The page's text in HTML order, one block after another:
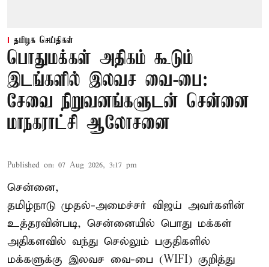
தமிழக செய்திகள்
பொதுமக்கள் அதிகம் கூடும்
இடங்களில் இலவச வை-பை:
சேவை நிறுவனங்களுடன் சென்னை
மாநகராட்சி ஆலோசனை
Published on: 07 Aug 2026, 3:17 pm
சென்னை,
தமிழ்நாடு முதல்-அமைச்சர் விஜய் அவர்களின்
உத்தரவின்படி, சென்னையில் பொது மக்கள்
அதிகளவில் வந்து செல்லும் பகுதிகளில்
மக்களுக்கு இலவச வை-பை (WIFI) குறித்து